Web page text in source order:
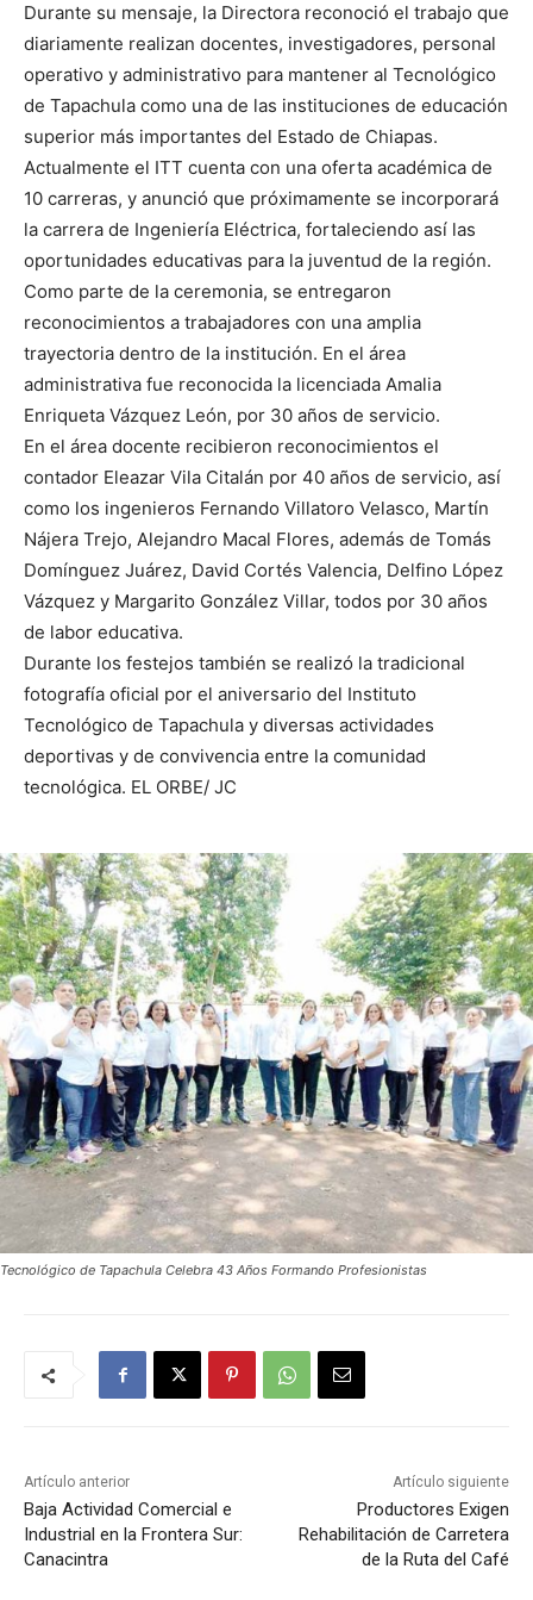
Durante su mensaje, la Directora reconoció el trabajo que
diariamente realizan docentes, investigadores, personal
operativo y administrativo para mantener al Tecnológico
de Tapachula como una de las instituciones de educación
superior más importantes del Estado de Chiapas.
Actualmente el ITT cuenta con una oferta académica de
10 carreras, y anunció que próximamente se incorporará
la carrera de Ingeniería Eléctrica, fortaleciendo así las
oportunidades educativas para la juventud de la región.
Como parte de la ceremonia, se entregaron
reconocimientos a trabajadores con una amplia
trayectoria dentro de la institución. En el área
administrativa fue reconocida la licenciada Amalia
Enriqueta Vázquez León, por 30 años de servicio.
En el área docente recibieron reconocimientos el
contador Eleazar Vila Citalán por 40 años de servicio, así
como los ingenieros Fernando Villatoro Velasco, Martín
Nájera Trejo, Alejandro Macal Flores, además de Tomás
Domínguez Juárez, David Cortés Valencia, Delfino López
Vázquez y Margarito González Villar, todos por 30 años
de labor educativa.
Durante los festejos también se realizó la tradicional
fotografía oficial por el aniversario del Instituto
Tecnológico de Tapachula y diversas actividades
deportivas y de convivencia entre la comunidad
tecnológica. EL ORBE/ JC
Tecnológico de Tapachula Celebra 43 Años Formando Profesionistas
Artículo anterior
Baja Actividad Comercial e
Industrial en la Frontera Sur:
Canacintra
Artículo siguiente
Productores Exigen
Rehabilitación de Carretera
de la Ruta del Café